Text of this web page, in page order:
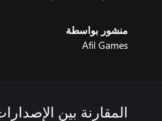
منشور بواسطة
Afil Games
المقارنة بين